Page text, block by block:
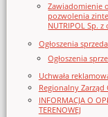
Zawiadomienie
pozwolenia
NUTRIPOL Sp. z
Ogłoszenia
Ogłoszenia
Uchwała
Regionalny
INFORMACJA O
TERENOWEJ